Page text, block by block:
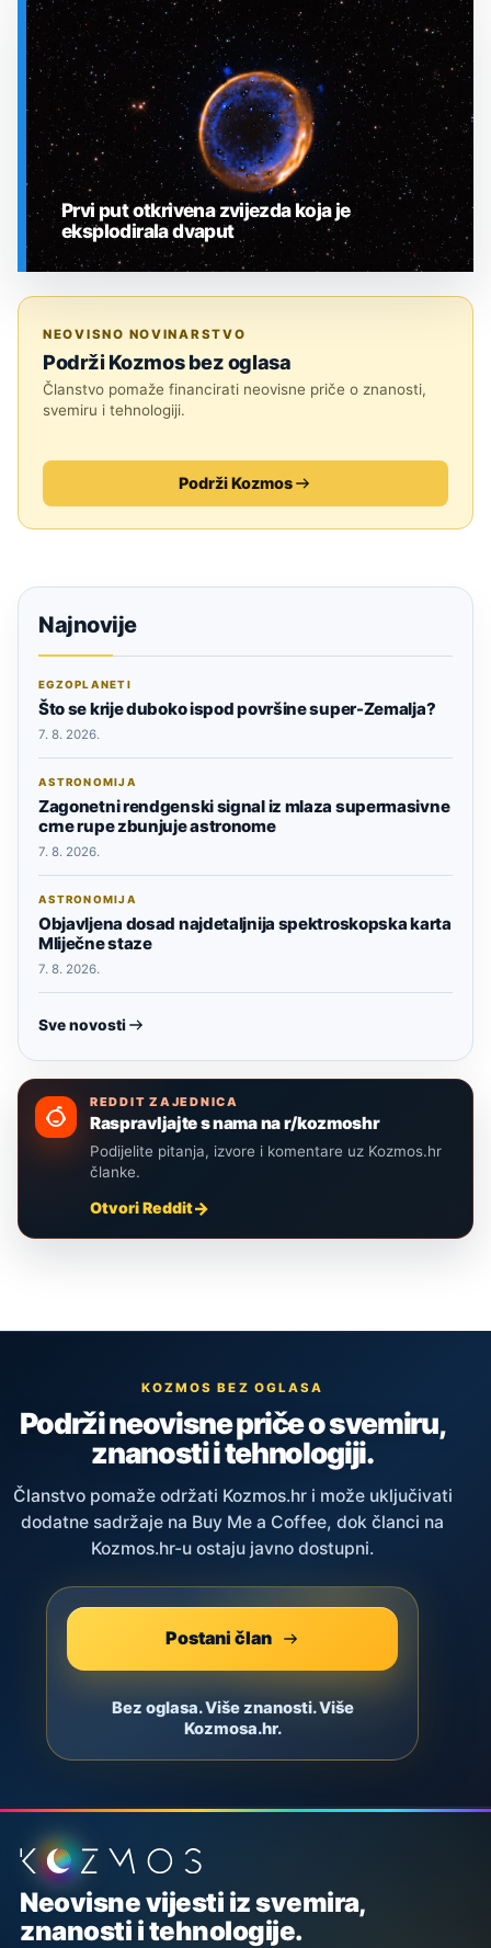
SVEMIR
Prvi put otkrivena zvijezda koja je
eksplodirala dvaput
NEOVISNO NOVINARSTVO
Podrži Kozmos bez oglasa
Članstvo pomaže financirati neovisne priče o znanosti,
svemiru i tehnologiji.
Podrži Kozmos
Najnovije
EGZOPLANETI
Što se krije duboko ispod površine super-Zemalja?
7. 8. 2026.
ASTRONOMIJA
Zagonetni rendgenski signal iz mlaza supermasivne
crne rupe zbunjuje astronome
7. 8. 2026.
ASTRONOMIJA
Objavljena dosad najdetaljnija spektroskopska karta
Mliječne staze
7. 8. 2026.
Sve novosti
REDDIT ZAJEDNICA
Raspravljajte s nama na r/kozmoshr
Podijelite pitanja, izvore i komentare uz Kozmos.hr
članke.
Otvori Reddit
KOZMOS BEZ OGLASA
Podrži neovisne priče o svemiru,
znanosti i tehnologiji.
Članstvo pomaže održati Kozmos.hr i može uključivati
dodatne sadržaje na Buy Me a Coffee, dok članci na
Kozmos.hr-u ostaju javno dostupni.
Postani član
Bez oglasa. Više znanosti. Više
Kozmosa.hr.
Podnožje stranice
Neovisne vijesti iz svemira,
znanosti i tehnologije.